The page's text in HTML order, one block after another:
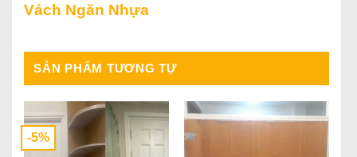
Vách Ngăn Nhựa
SẢN PHẨM TƯƠNG TỰ
-5%